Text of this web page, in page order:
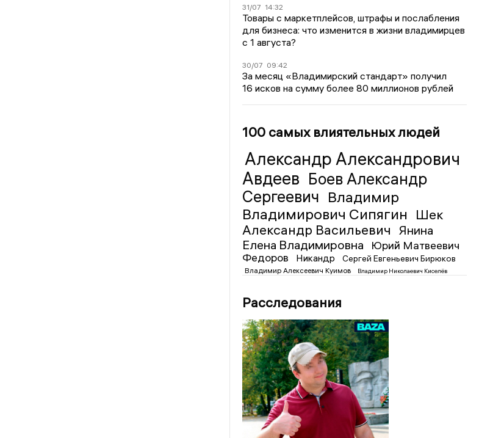
31/07 14:32
Товары с маркетплейсов, штрафы и послабления
для бизнеса: что изменится в жизни владимирцев
с 1 августа?
30/07 09:42
За месяц «Владимирский стандарт» получил
16 исков на сумму более 80 миллионов рублей
100 самых влиятельных людей
Александр Александрович
Авдеев Боев Александр
Сергеевич Владимир
Владимирович Сипягин Шек
Александр Васильевич
Янина
Елена Владимировна
Юрий Матвеевич
Федоров
Никандр Сергей Евгеньевич Бирюков
Владимир Алексеевич Куимов Владимир Николаевич Киселёв
Расследования